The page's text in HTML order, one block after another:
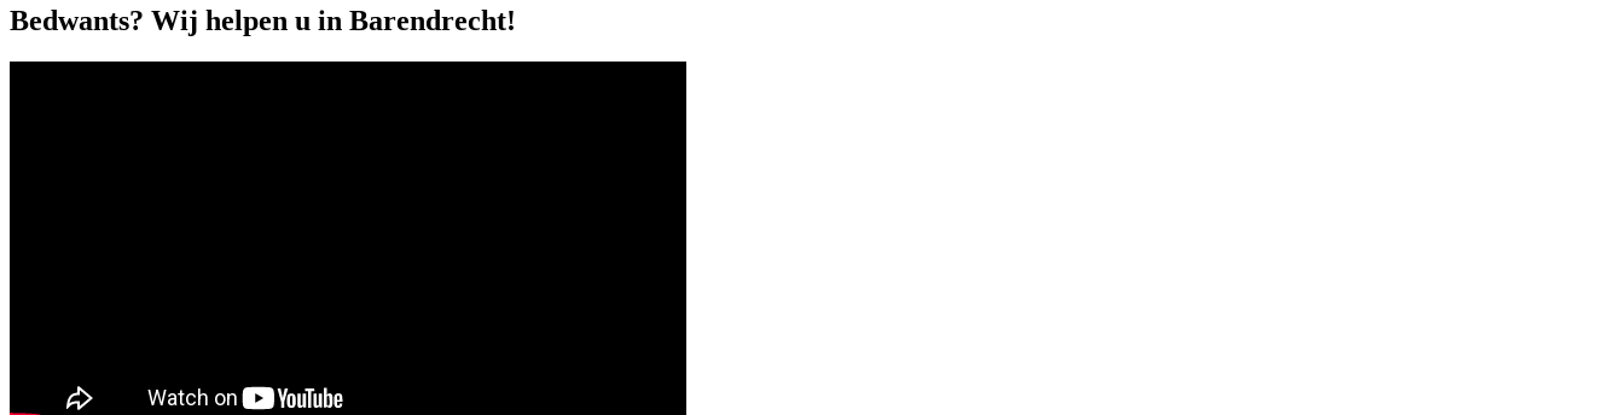
Bedwants? Wij helpen u in Barendrecht!